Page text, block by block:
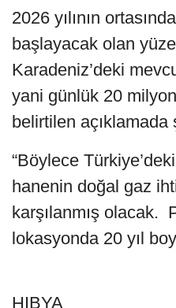
2026 yılının
başlayacak olan
Karadeniz’deki
yani günlük 20
belirtilen açıklamada
“Böylece
hanenin doğal gaz
karşılanmış olacak.
lokasyonda 20 yıl
HIBYA